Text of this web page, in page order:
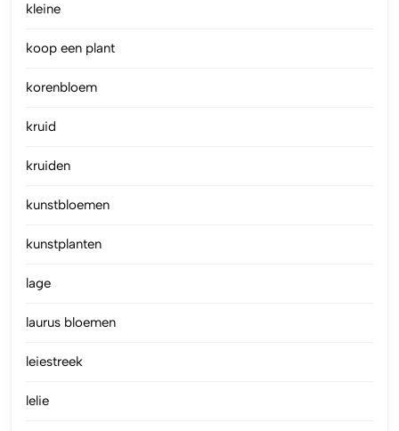
kleine
koop een plant
korenbloem
kruid
kruiden
kunstbloemen
kunstplanten
lage
laurus bloemen
leiestreek
lelie